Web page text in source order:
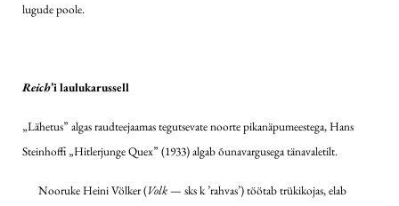
lugude poole.
Reich’i laulukarussell
„Lähetus” algas raudteejaamas tegutsevate noorte pikanäpumeestega, Hans
Steinhoffi „Hitlerjunge Quex” (1933) algab õunavargusega tänava­letilt.
Nooruke Heini Völker (Volk— sks k ’rahvas’) töötab trükikojas, elab